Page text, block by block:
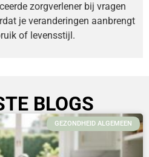
zorgverlener bij vragen
je veranderingen aanbrengt
of levensstijl.
BLOGS
GEZONDHEID ALGEMEEN